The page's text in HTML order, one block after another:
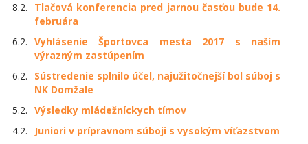
8.2.
Tlačová konferencia pred jarnou časťou bude 14.
februára
6.2. Vyhlásenie Športovca mesta 2017 s naším
výrazným zastúpením
6.2.
Sústredenie splnilo účel, najužitočnejší bol súboj s
NK Domžale
5.2. Výsledky mládežníckych tímov
4.2.
Juniori v prípravnom súboji s vysokým víťazstvom